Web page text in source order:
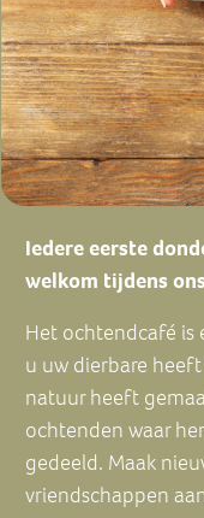
Iedere eerste
welkom tijdens
Het ochtendcafé is
u uw dierbare
natuur heeft
ochtenden waar
gedeeld. Maak
vriendschappen